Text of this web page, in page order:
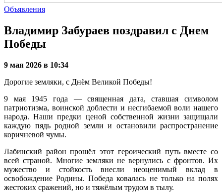
Объявления
Владимир Забураев поздравил с Днем
Победы
9 мая 2026 в 10:34
Дорогие земляки, с Днём Великой Победы!
9 мая 1945 года — священная дата, ставшая символом
патриотизма, воинской доблести и несгибаемой воли нашего
народа. Наши предки ценой собственной жизни защищали
каждую пядь родной земли и остановили распространение
коричневой чумы.
Лабинский район прошёл этот героический путь вместе со
всей страной. Многие земляки не вернулись с фронтов. Их
мужество и стойкость внесли неоценимый вклад в
освобождение Родины. Победа ковалась не только на полях
жестоких сражений, но и тяжёлым трудом в тылу.